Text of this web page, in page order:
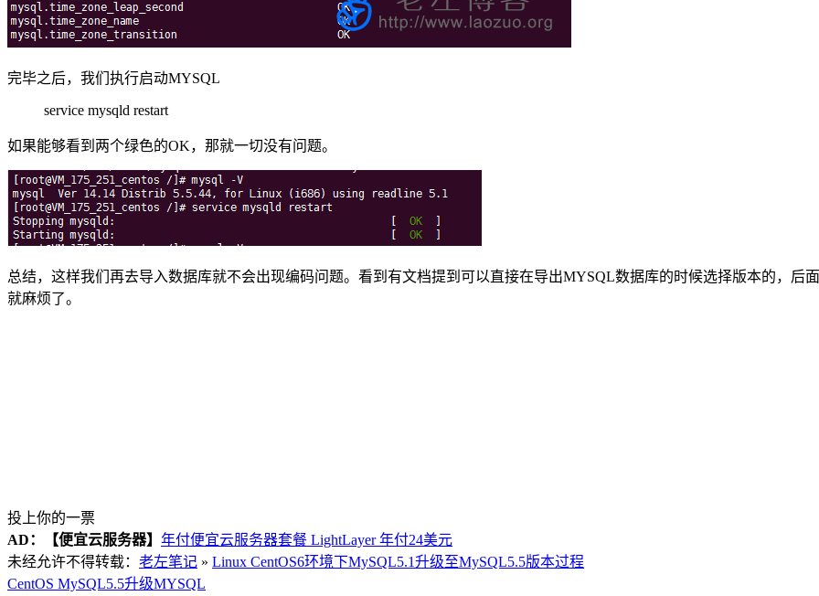
完毕之后，我们执行启动MYSQL
service mysqld restart
如果能够看到两个绿色的OK，那就一切没有问题。
总结，这样我们再去导入数据库就不会出现编码问题。看到有文档提到可以直接在导出MYSQL数据库的时候选择版本的，后
就麻烦了。
投上你的一票
AD：
【便宜云服务器】 年付便宜云服务器套餐 LightLayer 年付24美元
未经允许不得转载： 老左笔记 » Linux CentOS6环境下MySQL5.1升级至MySQL5.5版本过程
CentOS MySQL5.5升级MYSQL